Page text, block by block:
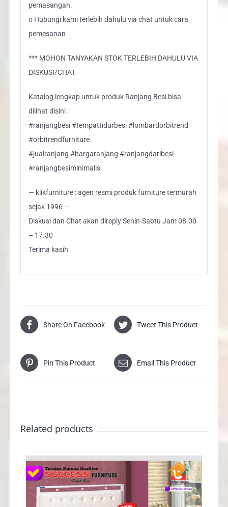
pemasangan.
o Hubungi kami terlebih dahulu via chat untuk cara
pemesanan
*** MOHON TANYAKAN STOK TERLEBIH DAHULU VIA
DISKUSI/CHAT
Katalog lengkap untuk produk Ranjang Besi bisa
dilihat disini :
#ranjangbesi #tempattidurbesi #lombardorbitrend
#orbitrendfurniture
#jualranjang #hargaranjang #ranjangdaribesi
#ranjangbesiminimalis
— klikfurniture : agen resmi produk furniture termurah
sejak 1996 —
Diskusi dan Chat akan direply Senin-Sabtu Jam 08.00
– 17.30
Terima kasih
Share On Facebook Tweet This Product
Pin This Product Email This Product
Related products